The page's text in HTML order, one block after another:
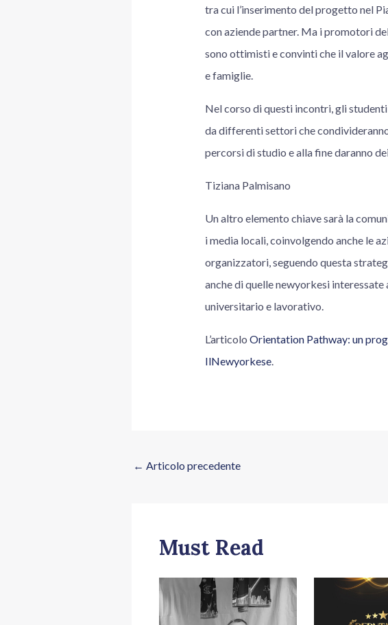
tra cui l’inserimento del progetto nel
con aziende partner. Ma i promotori
sono ottimisti e convinti che il valore
e famiglie.
Nel corso di questi incontri, gli
da differenti settori che
percorsi di studio e alla fine daranno
Tiziana Palmisano
Un altro elemento chiave sarà la
i media locali, coinvolgendo anche le
organizzatori, seguendo questa
anche di quelle newyorkesi interessate
universitario e lavorativo.
L’articolo Orientation Pathway: un
IlNewyorkese.
← Articolo precedente
Must Read